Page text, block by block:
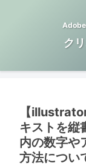
Adobe
ク
【
キストを縦
内の数字や
方法につい